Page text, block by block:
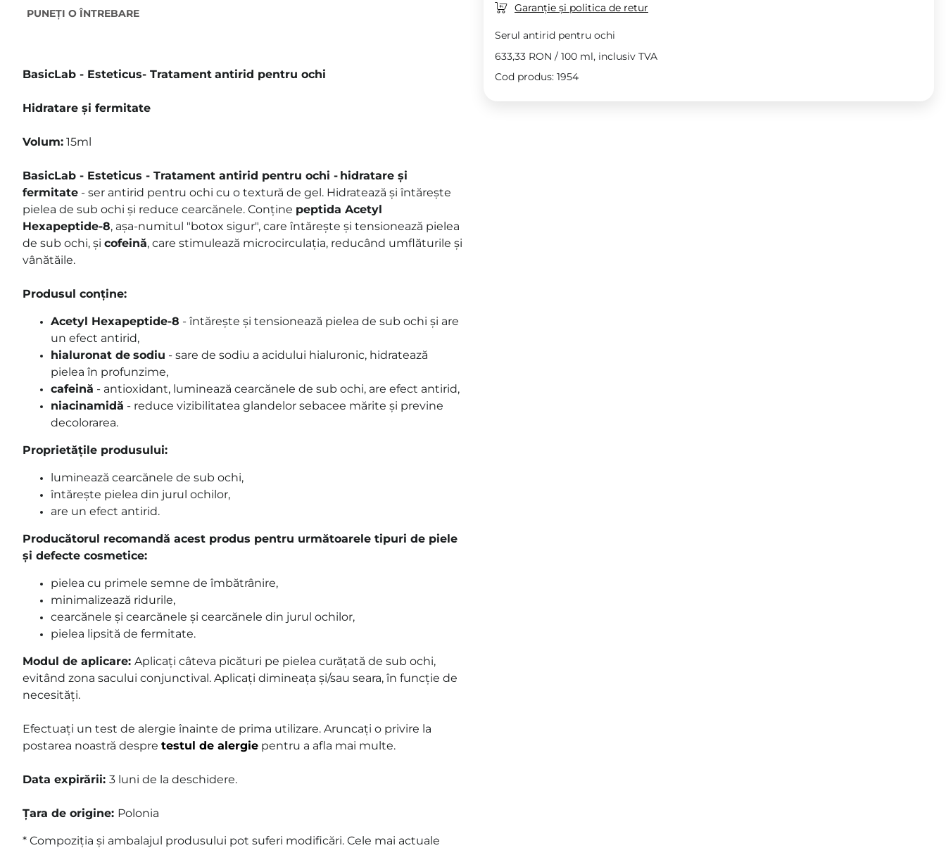
PUNEȚI O ÎNTREBARE
BasicLab - Esteticus- Tratament antirid pentru ochi
Hidratare și fermitate
Volum: 15ml
BasicLab - Esteticus - Tratament antirid pentru ochi - hidratare și
fermitate - ser antirid pentru ochi cu o textură de gel. Hidratează și întărește
pielea de sub ochi și reduce cearcănele. Conține peptida Acetyl
Hexapeptide-8, așa-numitul "botox sigur", care întărește și tensionează pielea
de sub ochi, și cofeină, care stimulează microcirculația, reducând umflăturile și
vânătăile.
Produsul conține:
Acetyl Hexapeptide-8 - întărește și tensionează pielea de sub ochi și are
un efect antirid,
hialuronat de sodiu - sare de sodiu a acidului hialuronic, hidratează
pielea în profunzime,
cafeină - antioxidant, luminează cearcănele de sub ochi, are efect antirid,
niacinamidă - reduce vizibilitatea glandelor sebacee mărite și previne
decolorarea.
Proprietățile produsului:
luminează cearcănele de sub ochi,
întărește pielea din jurul ochilor,
are un efect antirid.
Producătorul recomandă acest produs pentru următoarele tipuri de piele
și defecte cosmetice:
pielea cu primele semne de îmbătrânire,
minimalizează ridurile,
cearcănele și cearcănele și cearcănele din jurul ochilor,
pielea lipsită de fermitate.
Modul de aplicare: Aplicați câteva picături pe pielea curățată de sub ochi,
evitând zona sacului conjunctival. Aplicați dimineața și/sau seara, în funcție de
necesități.
Efectuați un test de alergie înainte de prima utilizare. Aruncați o privire la
postarea noastră despre testul de alergie pentru a afla mai multe.
Data expirării: 3 luni de la deschidere.
Țara de origine: Polonia
* Compoziția și ambalajul produsului pot suferi modificări. Cele mai actuale
Garanție și politica de retur
Serul antirid pentru ochi
633,33 RON / 100 ml, inclusiv TVA
Cod produs: 1954